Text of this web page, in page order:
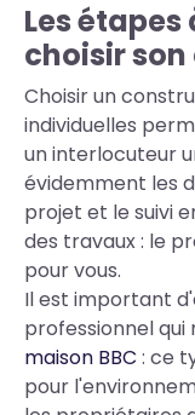
Les
choisir
Choisir un
individuelles
un interlocuteur
évidemment les
projet et le suivi
des travaux : le
pour vous.
Il est important
professionnel qui
maison BBC : ce
pour